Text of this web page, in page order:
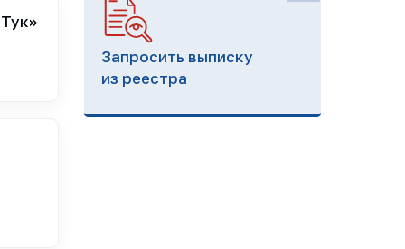
Запросить выписку
из реестра